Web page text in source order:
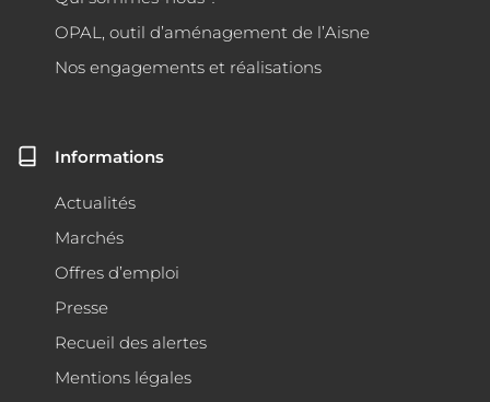
OPAL, outil d’aménagement de l’Aisne
Nos engagements et réalisations
Informations
Actualités
Marchés
Offres d’emploi
Presse
Recueil des alertes
Mentions légales